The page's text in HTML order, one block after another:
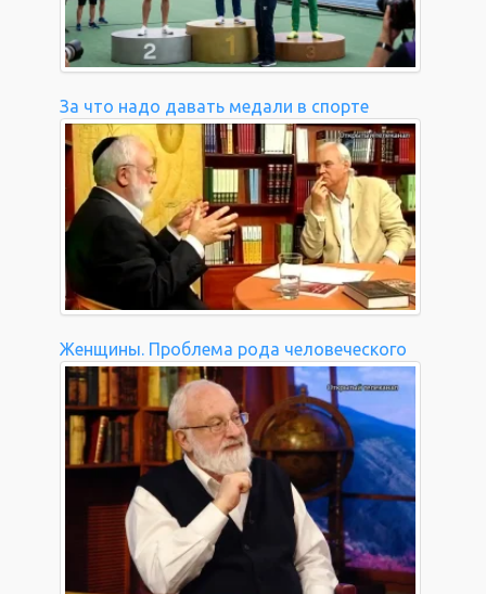
За что надо давать медали в спорте
Женщины. Проблема рода человеческого